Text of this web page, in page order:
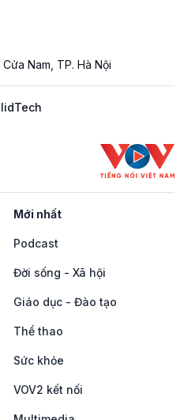
Nam, TP. Hà Nội
Mới nhất
Podcast
Đời sống - Xã hội
Giáo dục - Đào tạo
Thể thao
Sức khỏe
VOV2 kết nối